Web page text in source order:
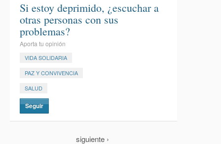
Si estoy deprimido, ¿escuchar a
otras personas con sus
problemas?
Aporta tu opinión
VIDA SOLIDARIA
PAZ Y CONVIVENCIA
SALUD
Seguir
siguiente ›